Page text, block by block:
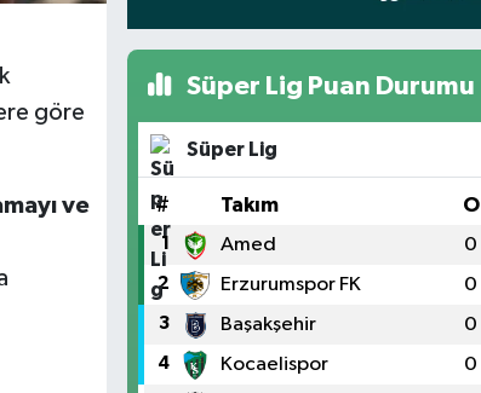
göre
ve
Süper Lig Puan Durumu
Süper Lig
# Takım O
1 Amed 0
2 Erzurumspor FK 0
3 Başakşehir 0
4 Kocaelispor 0